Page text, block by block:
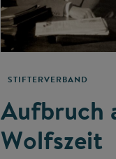
STIFTERVERBAND
Aufbruch
Wolfszeit